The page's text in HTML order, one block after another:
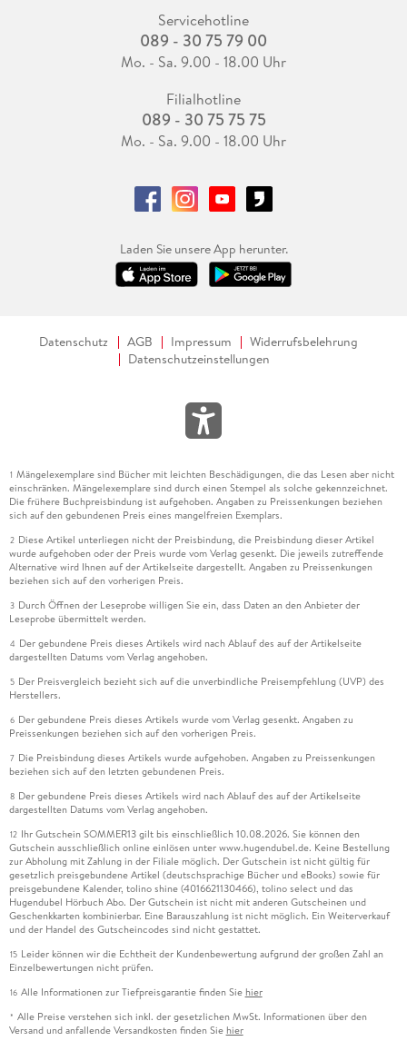
Servicehotline
089 - 30 75 79 00
Mo. - Sa. 9.00 - 18.00 Uhr
Filialhotline
089 - 30 75 75 75
Mo. - Sa. 9.00 - 18.00 Uhr
Laden Sie unsere App herunter.
Datenschutz AGB Impressum
Widerrufsbelehrung
Datenschutzeinstellungen
1 Mängelexemplare sind Bücher mit leichten Beschädigungen, die das Lesen aber nicht
einschränken. Mängelexemplare sind durch einen Stempel als solche gekennzeichnet.
Die frühere Buchpreisbindung ist aufgehoben. Angaben zu Preissenkungen beziehen
sich auf den gebundenen Preis eines mangelfreien Exemplars.
2 Diese Artikel unterliegen nicht der Preisbindung, die Preisbindung dieser Artikel
wurde aufgehoben oder der Preis wurde vom Verlag gesenkt. Die jeweils zutreffende
Alternative wird Ihnen auf der Artikelseite dargestellt. Angaben zu Preissenkungen
beziehen sich auf den vorherigen Preis.
3 Durch Öffnen der Leseprobe willigen Sie ein, dass Daten an den Anbieter der
Leseprobe übermittelt werden.
4 Der gebundene Preis dieses Artikels wird nach Ablauf des auf der Artikelseite
dargestellten Datums vom Verlag angehoben.
5 Der Preisvergleich bezieht sich auf die unverbindliche Preisempfehlung (UVP) des
Herstellers.
6 Der gebundene Preis dieses Artikels wurde vom Verlag gesenkt. Angaben zu
Preissenkungen beziehen sich auf den vorherigen Preis.
7 Die Preisbindung dieses Artikels wurde aufgehoben. Angaben zu Preissenkungen
beziehen sich auf den letzten gebundenen Preis.
8 Der gebundene Preis dieses Artikels wird nach Ablauf des auf der Artikelseite
dargestellten Datums vom Verlag angehoben.
12 Ihr Gutschein SOMMER13 gilt bis einschließlich 10.08.2026. Sie können den
Gutschein ausschließlich online einlösen unter www.hugendubel.de. Keine Bestellung
zur Abholung mit Zahlung in der Filiale möglich. Der Gutschein ist nicht gültig für
gesetzlich preisgebundene Artikel (deutschsprachige Bücher und eBooks) sowie für
preisgebundene Kalender, tolino shine (4016621130466), tolino select und das
Hugendubel Hörbuch Abo. Der Gutschein ist nicht mit anderen Gutscheinen und
Geschenkkarten kombinierbar. Eine Barauszahlung ist nicht möglich. Ein Weiterverkauf
und der Handel des Gutscheincodes sind nicht gestattet.
15 Leider können wir die Echtheit der Kundenbewertung aufgrund der großen Zahl an
Einzelbewertungen nicht prüfen.
16 Alle Informationen zur Tiefpreisgarantie finden Sie hier
* Alle Preise verstehen sich inkl. der gesetzlichen MwSt. Informationen über den
Versand und anfallende Versandkosten finden Sie hier